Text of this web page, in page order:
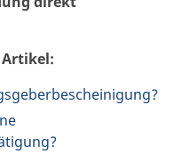
Artikel: